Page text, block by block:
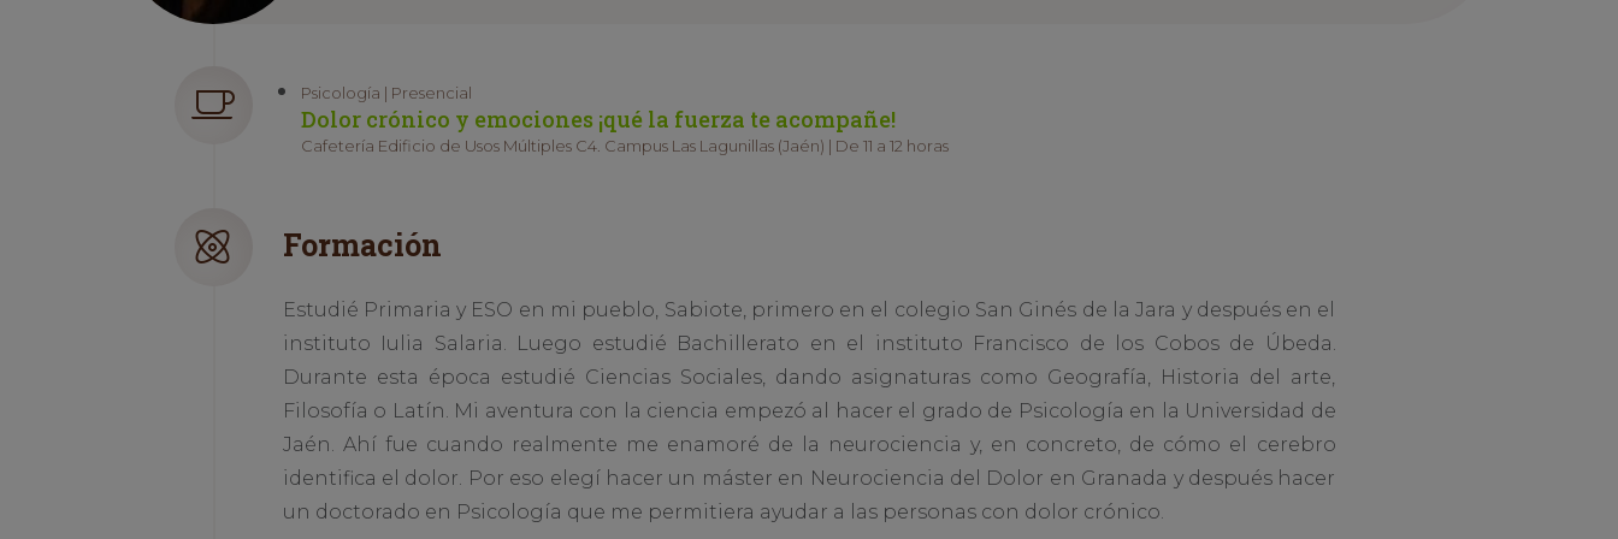
Psicología | Presencial
Dolor crónico y emociones ¡qué la fuerza te acompañe!
Cafetería Edificio de Usos Múltiples C4. Campus Las Lagunillas (Jaén) | De 11 a 12 horas
Formación
Estudié Primaria y ESO en mi pueblo, Sabiote, primero en el colegio San Ginés de la Jara y después en el
instituto Iulia Salaria. Luego estudié Bachillerato en el instituto Francisco de los Cobos de Úbeda.
Durante esta época estudié Ciencias Sociales, dando asignaturas como Geografía, Historia del arte,
Filosofía o Latín. Mi aventura con la ciencia empezó al hacer el grado de Psicología en la Universidad de
Jaén. Ahí fue cuando realmente me enamoré de la neurociencia y, en concreto, de cómo el cerebro
identifica el dolor. Por eso elegí hacer un máster en Neurociencia del Dolor en Granada y después hacer
un doctorado en Psicología que me permitiera ayudar a las personas con dolor crónico.